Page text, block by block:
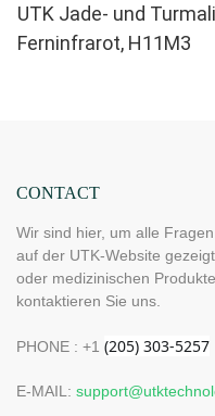
UTK Jade- und
Ferninfrarot, H11M3
CONTACT
Wir sind hier, um alle
auf der UTK-Website
oder medizinischen
kontaktieren Sie uns.
PHONE : +1
E-MAIL: